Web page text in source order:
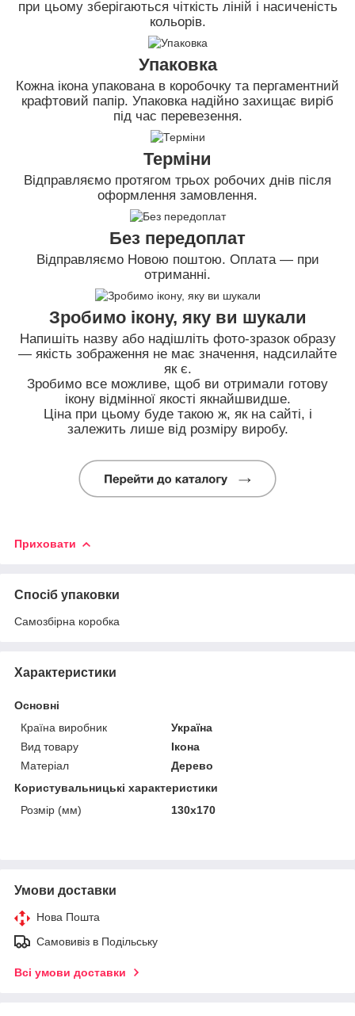
при цьому зберігаються чіткість ліній і насиченість
кольорів.
Упаковка
Кожна ікона упакована в коробочку та пергаментний
крафтовий папір. Упаковка надійно захищає виріб
під час перевезення.
Терміни
Відправляємо протягом трьох робочих днів після
оформлення замовлення.
Без передоплат
Відправляємо Новою поштою. Оплата — при
отриманні.
Зробимо ікону, яку ви шукали
Напишіть назву або надішліть фото-зразок образу
— якість зображення не має значення, надсилайте
як є.
Зробимо все можливе, щоб ви отримали готову
ікону відмінної якості якнайшвидше.
Ціна при цьому буде такою ж, як на сайті, і
залежить лише від розміру виробу.
Приховати
Спосіб упаковки
Самозбірна коробка
Характеристики
Основні
Країна виробник
Україна
Вид товару
Ікона
Матеріал
Дерево
Користувальницькі характеристики
Розмір (мм)
130х170
Умови доставки
Нова Пошта
Самовивіз в Подільську
Всі умови доставки